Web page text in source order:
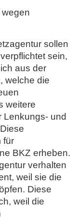
sollen
sein,
aus der
welche die
weitere
Lenkungs- und
für
BKZ erheben.
verhalten
weil sie die
Diese
weil die